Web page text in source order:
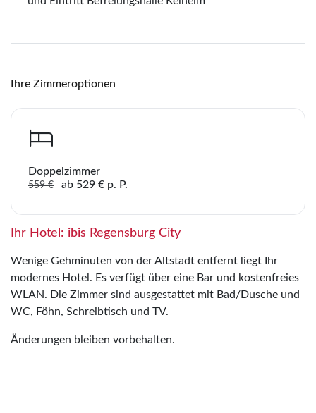
gespeichert
per E-Mail senden
Link kopieren
Ihre Zimmeroptionen
Doppelzimmer
559 € ab 529 € p. P.
Ihr Hotel: ibis Regensburg City
Wenige Gehminuten von der Altstadt entfernt liegt Ihr
modernes Hotel. Es verfügt über eine Bar und kostenfreies
WLAN. Die Zimmer sind ausgestattet mit Bad/Dusche und
WC, Föhn, Schreibtisch und TV.
Änderungen bleiben vorbehalten.